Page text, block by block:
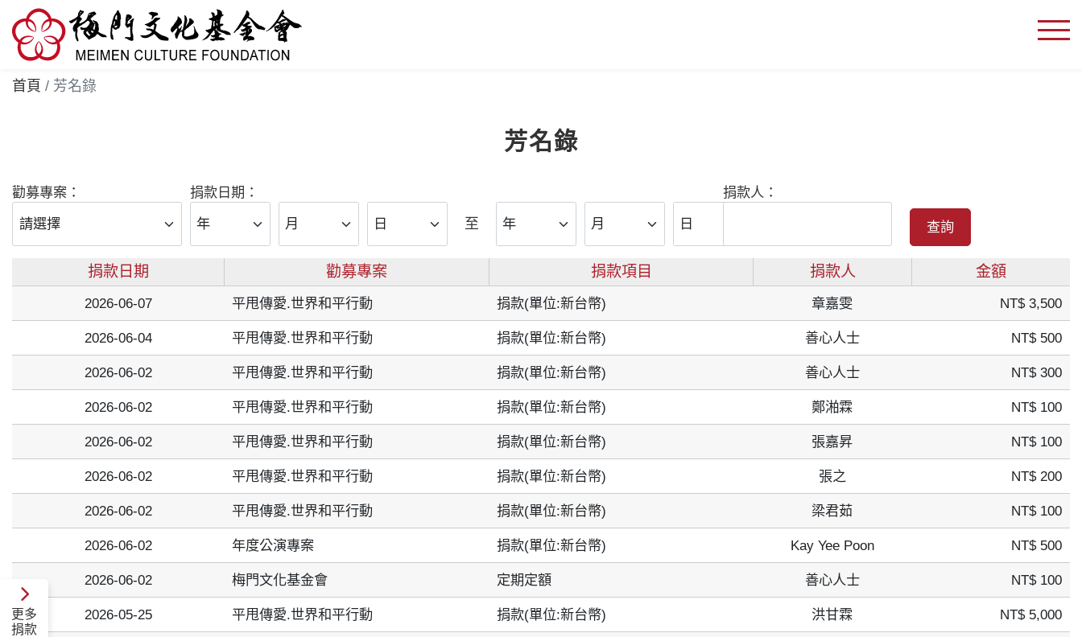
首頁 芳名錄
芳名錄
勸募專案：
捐款日期：
至
捐款人：
查詢
捐款日期 勸募專案 捐款項目 捐款人 金額
2026-06-07 平甩傳愛.世界和平行動 捐款(單位:新台幣) 章嘉雯 NT$ 3,500
2026-06-04 平甩傳愛.世界和平行動 捐款(單位:新台幣) 善心人士 NT$ 500
2026-06-02 平甩傳愛.世界和平行動 捐款(單位:新台幣) 善心人士 NT$ 300
2026-06-02 平甩傳愛.世界和平行動 捐款(單位:新台幣) 鄭湐霖 NT$ 100
2026-06-02 平甩傳愛.世界和平行動 捐款(單位:新台幣) 張嘉昇 NT$ 100
2026-06-02 平甩傳愛.世界和平行動 捐款(單位:新台幣) 張之 NT$ 200
2026-06-02 平甩傳愛.世界和平行動 捐款(單位:新台幣) 梁君茹 NT$ 100
2026-06-02 年度公演專案 捐款(單位:新台幣) Kay Yee Poon NT$ 500
2026-06-02 梅門文化基金會 定期定額 善心人士 NT$ 100
2026-05-25 平甩傳愛.世界和平行動 捐款(單位:新台幣) 洪甘霖 NT$ 5,000
更多
捐款